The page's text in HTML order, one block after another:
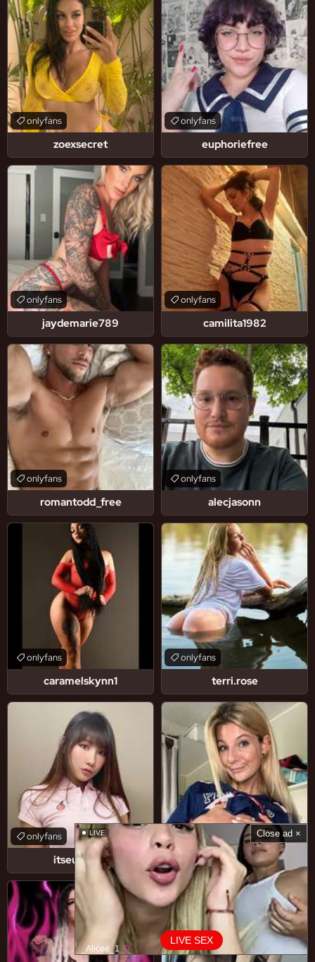
LIVE SEX
LIVE
_Alicee_1
Close ad ×
zoexsecret
onlyfans
euphoriefree
onlyfans
jaydemarie789
onlyfans
camilita1982
onlyfans
romantodd_free
onlyfans
alecjasonn
onlyfans
caramelskynn1
onlyfans
terri.rose
onlyfans
itseunchae
onlyfans
spicymichellex
onlyfans